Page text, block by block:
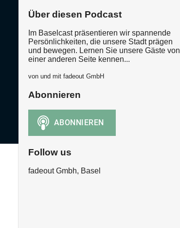
Über diesen Podcast
Im Baselcast präsentieren wir spannende
Persönlichkeiten, die unsere Stadt prägen
und bewegen. Lernen Sie unsere Gäste von
einer anderen Seite kennen...
von und mit fadeout GmbH
Abonnieren
Follow us
fadeout Gmbh, Basel